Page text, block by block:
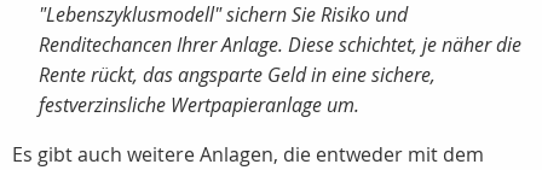
"Lebenszyklusmodell" sichern Sie Risiko und
Renditechancen Ihrer Anlage. Diese schichtet, je näher die
Rente rückt, das angsparte Geld in eine sichere,
festverzinsliche Wertpapieranlage um.
Es gibt auch weitere Anlagen, die entweder mit dem